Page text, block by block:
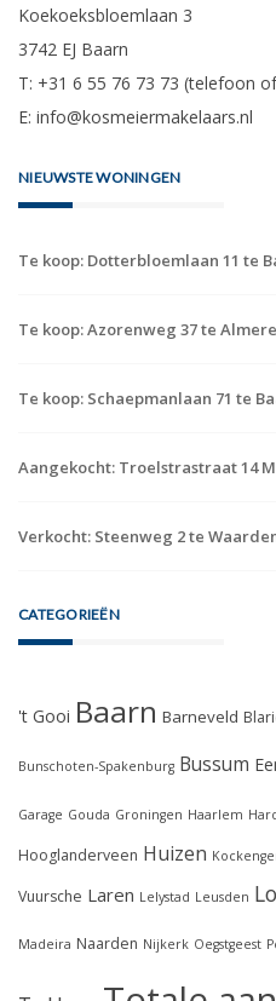
Koekoeksbloemlaan 3
3742 EJ Baarn
T: +31 6 55 76 73 73 (telefoon
E: info@kosmeiermakelaars.nl
NIEUWSTE WONINGEN
Te koop: Dotterbloemlaan 11 te
Te koop: Azorenweg 37 te Almere
Te koop: Schaepmanlaan 71 te
Aangekocht: Troelstrastraat 14
Verkocht: Steenweg 2 te
CATEGORIEËN
't Gooi Baarn Barneveld
Bunschoten-Spakenburg Bussum
Garage Gouda Groningen Haarlem
Hooglanderveen Huizen
Vuursche Laren Lelystad Leusden
Madeira Naarden Nijkerk Oegstgeest